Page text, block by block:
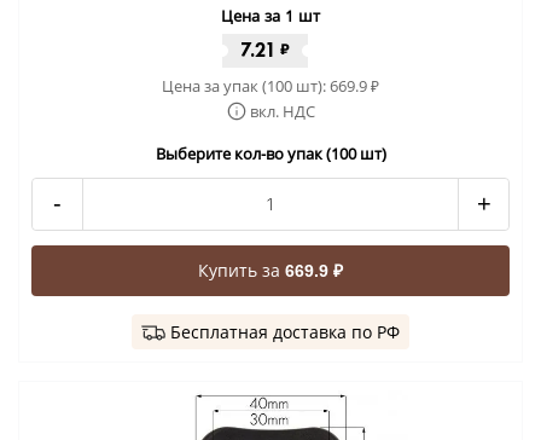
Цена за 1 шт
7.21 ₽
Цена за упак (100 шт):669.9₽
вкл. НДС
Выберите кол-во упак (100 шт)
- +
Купить за 669.9 ₽
Бесплатная доставка по РФ